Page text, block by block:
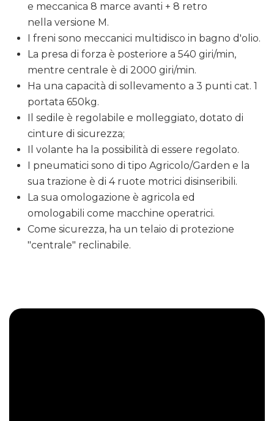
e meccanica 8 marce avanti + 8 retro
nella versione M.
I freni sono meccanici multidisco in bagno d'olio.
La presa di forza è posteriore a 540 giri/min,
mentre centrale è di 2000 giri/min.
Ha una capacità di sollevamento a 3 punti cat. 1
portata 650kg.
Il sedile è regolabile e molleggiato, dotato di
cinture di sicurezza;
Il volante ha la possibilità di essere regolato.
I pneumatici sono di tipo Agricolo/Garden e la
sua trazione è di 4 ruote motrici disinseribili.
La sua omologazione è agricola ed
omologabili come macchine operatrici.
Come sicurezza, ha un telaio di protezione
"centrale" reclinabile.